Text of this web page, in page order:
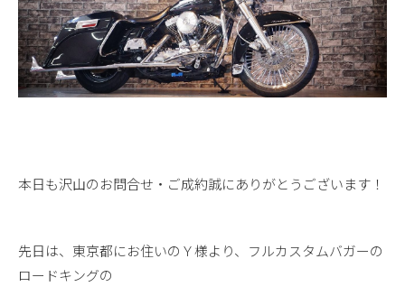
本日も沢山のお問合せ・ご成約誠にありがとうございます！
先日は、東京都にお住いのＹ様より、フルカスタムバガーの
ロードキングの